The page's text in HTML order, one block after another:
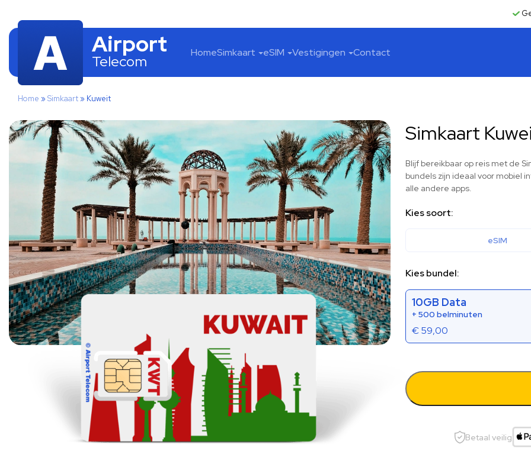
Airport
Telecom HomeSimkaart eSIM Vestigingen Contact
Home »Simkaart» Kuweit
Simkaart
Blijf bereikbaar op reis met de
bundels zijn ideaal voor mobiel
alle andere apps.
Kies soort:
eSIM
Kies bundel:
10GB Data
+ 500 belminuten
€59,00
Betaal veilig